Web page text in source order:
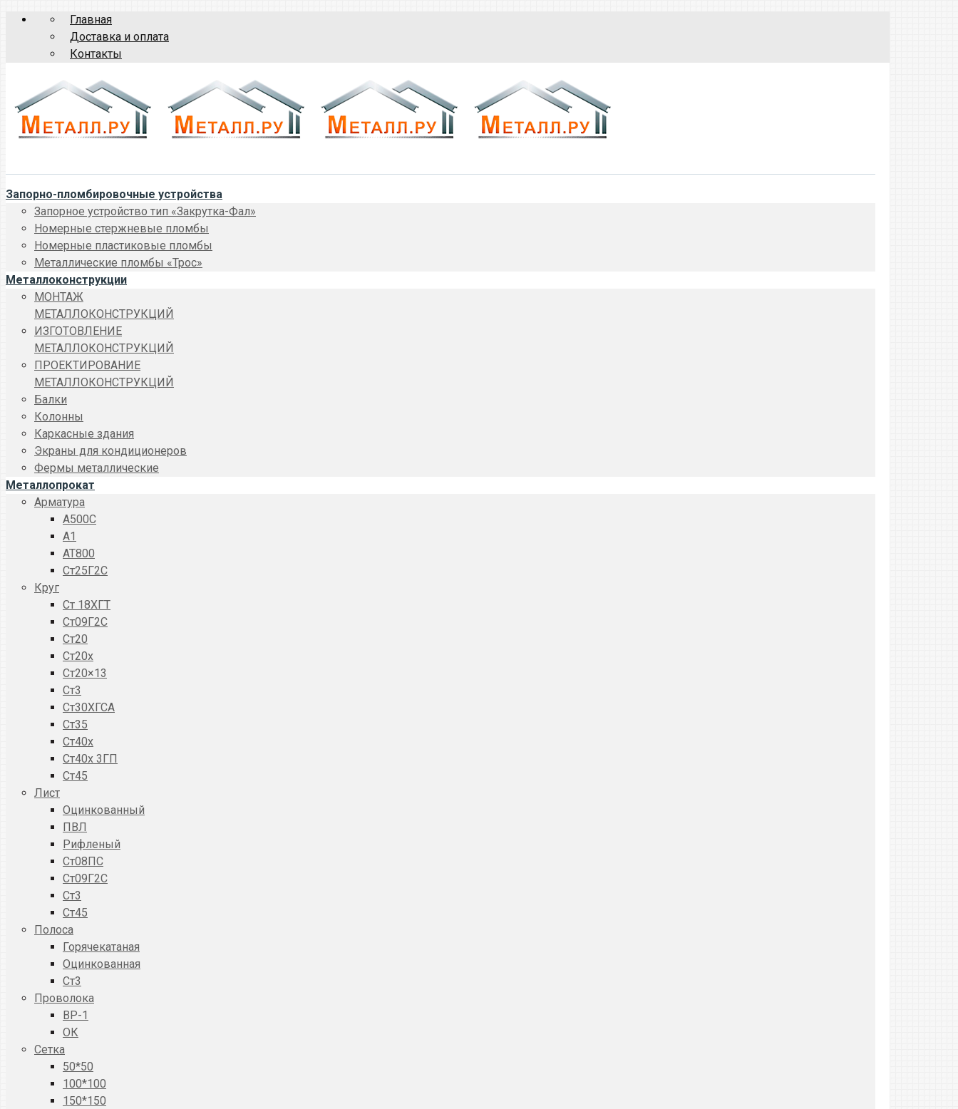
Главная
Доставка и оплата
Контакты
Запорно-пломбировочные устройства
Запорное устройство тип «Закрутка-Фал»
Номерные стержневые пломбы
Номерные пластиковые пломбы
Металлические пломбы «Трос»
Металлоконструкции
МОНТАЖ
МЕТАЛЛОКОНСТРУКЦИЙ
ИЗГОТОВЛЕНИЕ
МЕТАЛЛОКОНСТРУКЦИЙ
ПРОЕКТИРОВАНИЕ
МЕТАЛЛОКОНСТРУКЦИЙ
Балки
Колонны
Каркасные здания
Экраны для кондиционеров
Фермы металлические
Металлопрокат
Арматура
A500C
А1
АТ800
Ст25Г2С
Круг
Ст 18ХГТ
Ст09Г2С
Ст20
Ст20x
Ст20×13
Ст3
Ст30ХГСА
Ст35
Ст40х
Ст40х 3ГП
Ст45
Лист
Оцинкованный
ПВЛ
Рифленый
Ст08ПС
Ст09Г2С
Ст3
Ст45
Полоса
Горячекатаная
Оцинкованная
Ст3
Проволока
ВР-1
ОК
Сетка
50*50
100*100
150*150